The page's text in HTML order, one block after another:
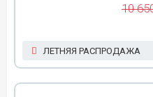
10
ЛЕТНЯЯ РАСПРОДАЖА